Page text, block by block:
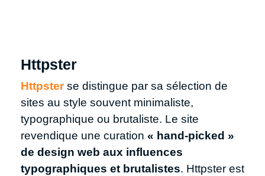
Httpster
Httpsterse distingue par sa sélection de
sites au style souvent minimaliste,
typographique ou brutaliste. Le site
revendique une curation « hand‑picked »
de design web aux influences
typographiques et brutalistes. Httpster est